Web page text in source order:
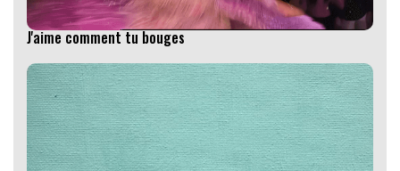
J'aime comment tu bouges